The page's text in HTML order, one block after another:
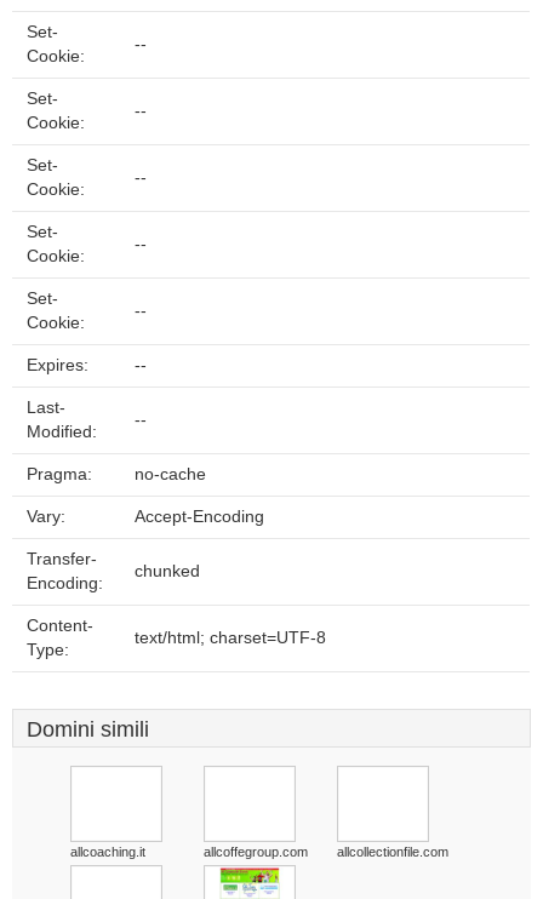
Set-
Cookie:
--
Set-
Cookie:
--
Set-
Cookie:
--
Set-
Cookie:
--
Set-
Cookie:
--
Expires: --
Last-
Modified:
--
Pragma: no-cache
Vary: Accept-Encoding
Transfer-
Encoding:
chunked
Content-
Type:
text/html; charset=UTF-8
Domini simili
allcoaching.it allcoffegroup.com allcollectionfile.com